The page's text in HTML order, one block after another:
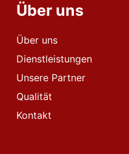
Über uns
Über uns
Dienstleistungen
Unsere Partner
Qualität
Kontakt